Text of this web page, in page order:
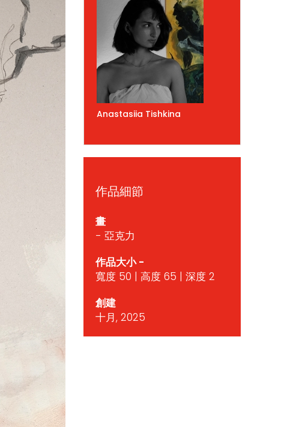
Anastasiia Tishkina
作品細節
畫
- 亞克力
作品大小 -
寬度 50 | 高度 65 | 深度 2
創建
十月, 2025